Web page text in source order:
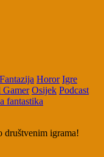
Fantazija Horor Igre
Osijek Podcast
fantastika
društvenim igrama!